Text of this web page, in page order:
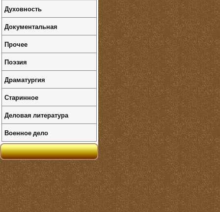
Духовность
Документальная
Прочее
Поэзия
Драматургия
Старинное
Деловая литература
Военное дело